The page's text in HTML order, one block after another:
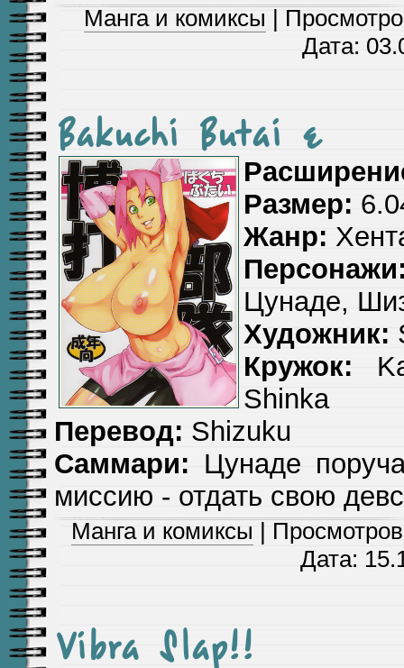
Манга и комиксы |
Дата:
Bakuchi Butai e
Размер:
Жанр:
Цунаде,
Художник:
Кружок:
Shinka
Перевод: Shizuku
Саммари: Цунаде
миссию - отдать свою
Манга и комиксы |
Дата:
Vibra Slap!!